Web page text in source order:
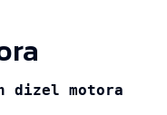
dizel motora